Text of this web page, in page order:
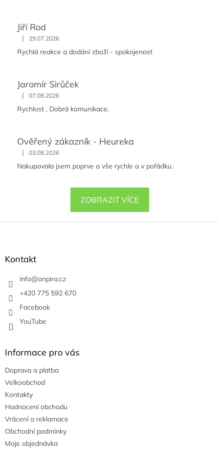
Jiří Rod
| 29.07.2026
Rychlá reakce a dodání zboží - spokojenost
Jaromír Sirůček
| 07.08.2026
Rychlost , Dobrá komunikace.
Ověřený zákazník - Heureka
| 03.08.2026
Nakupovala jsem poprve a vše rychle a v pořádku.
ZOBRAZIT VÍCE
Z
Kontakt
info@onpira.cz
+420 775 592 670
Facebook
YouTube
Informace pro vás
Doprava a platba
Velkoobchod
Kontakty
Hodnocení obchodu
Vrácení a reklamace
Obchodní podmínky
Moje objednávka